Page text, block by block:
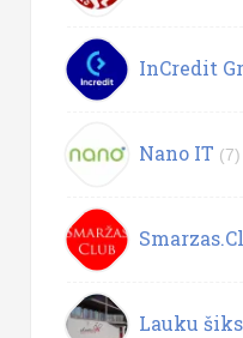
InCredit
Nano IT (7)
Lauku šiks